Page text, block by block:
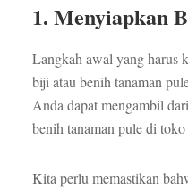
1. Menyiapkan
Langkah awal yang harus
biji atau benih tanaman
Anda dapat mengambil
benih tanaman pule di
Kita perlu memastikan